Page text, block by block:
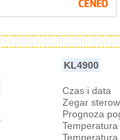
KL4900
Czas i data
Zegar
Prognoza